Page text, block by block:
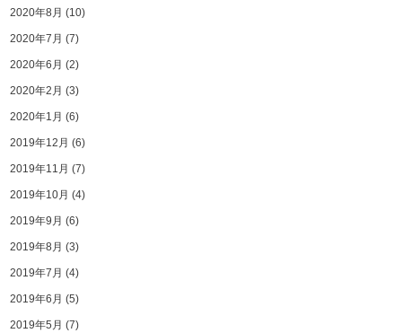
2020年8月 (10)
2020年7月 (7)
2020年6月 (2)
2020年2月 (3)
2020年1月 (6)
2019年12月 (6)
2019年11月 (7)
2019年10月 (4)
2019年9月 (6)
2019年8月 (3)
2019年7月 (4)
2019年6月 (5)
2019年5月 (7)